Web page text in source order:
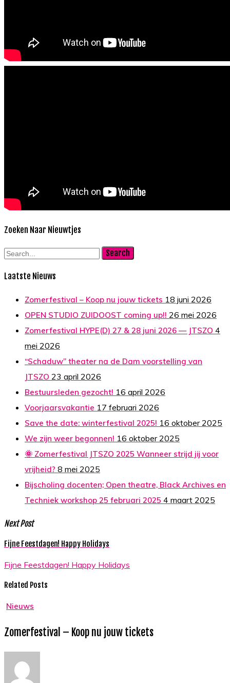
Zoeken Naar Nieuwtjes
Search
Laatste Nieuws
Zomerfestival – Koop nu jouw tickets 18 juni 2026
OPEN STUDIO ZUIDOOST coming up!! 26 mei 2026
Zomerfestival HYPE(D) 27 & 28 juni 2026 — JTSZO 4
mei 2026
“Schaduw” theater na de Dam voorstelling van
JTSZO 23 april 2026
Bestuursleden gezocht! 16 april 2026
Voorjaarsvakantie 17 februari 2026
Save the date: winterfestival 2025! 16 oktober 2025
We zijn weer begonnen! 16 oktober 2025
🌞 Zomerfestival JTSZO 2025 Wanneer strijd jij voor
vrijheid? 8 mei 2025
Bijscholing docenten; Open theatre, Black Archives en
Techniek workshop 25 februari 2025 4 maart 2025
Next Post
Fijne Feestdagen! Happy Holidays
Fijne Feestdagen! Happy Holidays
Related Posts
Nieuws
Koop
nu
Zomerfestival – Koop nu jouw tickets